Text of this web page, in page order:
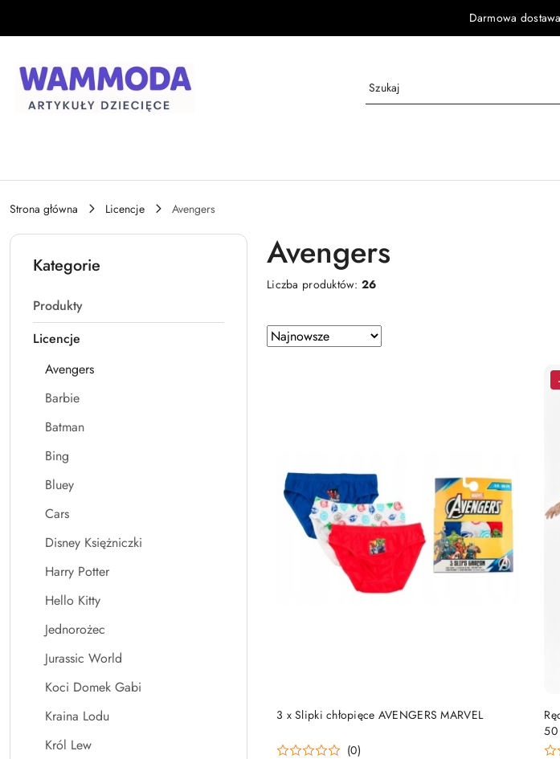
Darmowa
Strona główna Licencje Avengers
Kategorie
Produkty
Licencje
Avengers
Barbie
Batman
Bing
Bluey
Cars
Disney Księżniczki
Harry Potter
Hello Kitty
Jednorożec
Jurassic World
Koci Domek Gabi
Kraina Lodu
Król Lew
Avengers
Liczba produktów:26
Zastosowano
sortowanie:
Sortuj
według
3 x Slipki chłopięce AVENGERS MARVEL
(0)
DO KOSZYKA
50